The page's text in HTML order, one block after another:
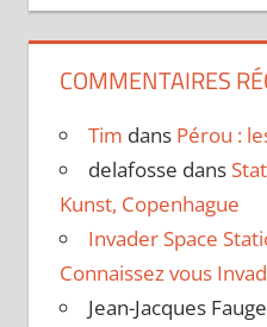
COMMENTAIRES
Tim dans Pérou :
delafosse dans
Kunst, Copenhague
Invader Space
Connaissez vous
Jean-Jacques